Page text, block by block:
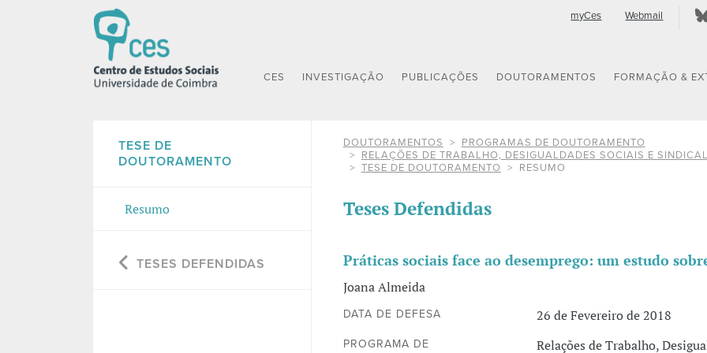
myCes Webmail
CES INVESTIGAÇÃO PUBLICAÇÕES DOUTORAMENTOS FORMAÇÃO &
TESE DE
DOUTORAMENTO
Resumo
TESES DEFENDIDAS
DOUTORAMENTOS
PROGRAMAS DE DOUTORAMENTO
RELAÇÕES DE TRABALHO, DESIGUALDADES SOCIAIS E
TESE DE DOUTORAMENTO
RESUMO
Teses Defendidas
Práticas sociais face ao desemprego: um estudo
Joana Almeida
DATA DE DEFESA 26 de Fevereiro de 2018
PROGRAMA DE Relações de Trabalho,